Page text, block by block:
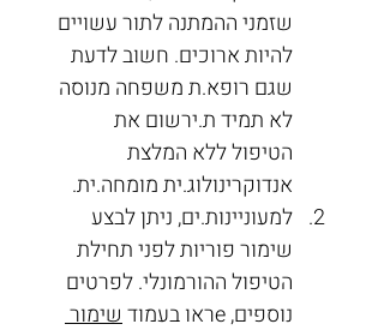
שזמני ההמתנה לתור עשויים
להיות ארוכים. חשוב לדעת
שגם רופא.ת משפחה מנוסה
לא תמיד ת.ירשום את
הטיפול ללא המלצת
אנדוקרינולוג.ית מומחה.ית.
למעוניינות.ים, ניתן לבצע
שימור פוריות לפני תחילת
הטיפול ההורמונלי. לפרטים
נוספים, eראו בעמוד
שימור